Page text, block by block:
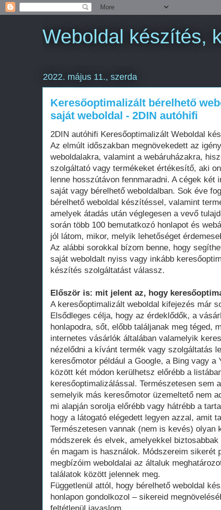
Weboldal készítés,
2022. május 11., szerda
Keresőoptimalizált bérelhető
saját weboldal - 2DIN autóhifi
2DIN autóhifi Keresőoptimalizált Weboldal
Az elmúlt időszakban megnövekedett az
weboldalakra, valamint a webáruházakra,
szolgáltató vagy termékeket értékesítő, aki
lenne hosszútávon fennmaradni. A cégek két
saját vagy bérelhető weboldalban. Sok éve
bérelhető weboldal készítéssel, valamint
amelyek átadás után véglegesen a vevő
során több 100 bemutatkozó honlapot és
jól látom, mikor, melyik lehetőséget
Az alábbi sorokkal bízom benne, hogy
saját weboldalt nyiss vagy inkább
készítés szolgáltatást válassz.
Először is: mit jelent az, hogy
A keresőoptimalizált weboldal kifejezés már
Elsődleges célja, hogy az érdeklődők, a
honlapodra, sőt, előbb találjanak meg téged,
internetes vásárlók általában valamelyik
nézelődni a kívánt termék vagy szolgáltatás
keresőmotor például a Google, a Bing vagy a
között két módon kerülhetsz előrébb a
keresőoptimalizálással. Természetesen sem
semelyik más keresőmotor üzemeltető nem
mi alapján sorolja előrébb vagy hátrébb a
hogy a látogató elégedett legyen azzal, amit
Természetesen vannak (nem is kevés) olyan
módszerek és elvek, amelyekkel
én magam is használok. Módszereim sikerét
megbízóim weboldalai az általuk
találatok között jelennek meg.
Függetlenül attól, hogy bérelhető weboldal
honlapon gondolkozol – sikereid